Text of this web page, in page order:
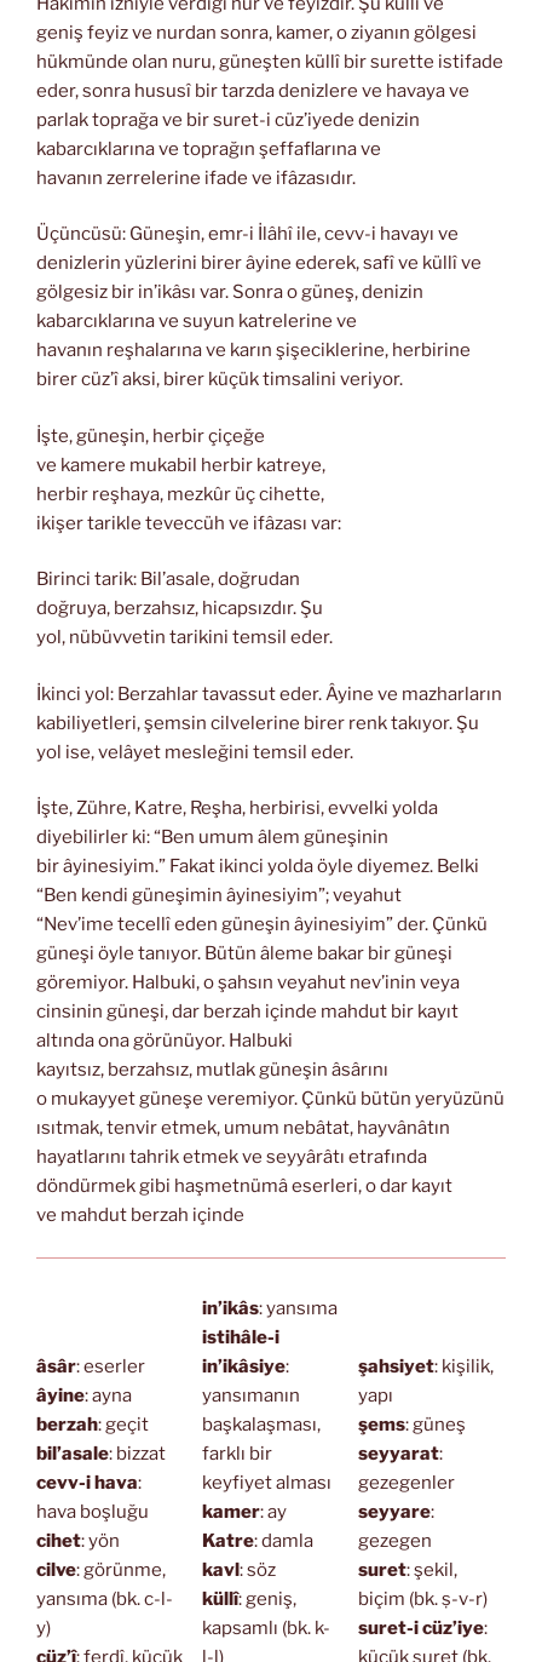
geniş feyiz ve nurdan sonra, kamer, o ziyanın gölgesi
hükmünde olan nuru, güneşten küllî bir surette istifade
eder, sonra hususî bir tarzda denizlere ve havaya ve
parlak toprağa ve bir suret-i cüz’iyede denizin
kabarcıklarına ve toprağın şeffaflarına ve
havanın zerrelerine ifade ve ifâzasıdır.
Üçüncüsü: Güneşin, emr-i İlâhî ile, cevv-i havayı ve
denizlerin yüzlerini birer âyine ederek, safî ve küllî ve
gölgesiz bir in’ikâsı var. Sonra o güneş, denizin
kabarcıklarına ve suyun katrelerine ve
havanın reşhalarına ve karın şişeciklerine, herbirine
birer cüz’î aksi, birer küçük timsalini veriyor.
İşte, güneşin, herbir çiçeğe
ve kamere mukabil herbir katreye,
herbir reşhaya, mezkûr üç cihette,
ikişer tarikle teveccüh ve ifâzası var:
Birinci tarik: Bil’asale, doğrudan
doğruya, berzahsız, hicapsızdır. Şu
yol, nübüvvetin tarikini temsil eder.
İkinci yol: Berzahlar tavassut eder. Âyine ve mazharların
kabiliyetleri, şemsin cilvelerine birer renk takıyor. Şu
yol ise, velâyet mesleğini temsil eder.
İşte, Zühre, Katre, Reşha, herbirisi, evvelki yolda
diyebilirler ki: “Ben umum âlem güneşinin
bir âyinesiyim.” Fakat ikinci yolda öyle diyemez. Belki
“Ben kendi güneşimin âyinesiyim”; veyahut
“Nev’ime tecellî eden güneşin âyinesiyim” der. Çünkü
güneşi öyle tanıyor. Bütün âleme bakar bir güneşi
göremiyor. Halbuki, o şahsın veyahut nev’inin veya
cinsinin güneşi, dar berzah içinde mahdut bir kayıt
altında ona görünüyor. Halbuki
kayıtsız, berzahsız, mutlak güneşin âsârını
o mukayyet güneşe veremiyor. Çünkü bütün yeryüzünü
ısıtmak, tenvir etmek, umum nebâtat, hayvânâtın
hayatlarını tahrik etmek ve seyyârâtı etrafında
döndürmek gibi haşmetnümâ eserleri, o dar kayıt
ve mahdut berzah içinde
âsâr: eserler
âyine: ayna
berzah: geçit
bil’asale: bizzat
cevv-i hava:
hava boşluğu
cihet: yön
cilve: görünme,
yansıma (bk. c-l-
y)
in’ikâs: yansıma
istihâle-i
in’ikâsiye:
yansımanın
başkalaşması,
farklı bir
keyfiyet alması
kamer: ay
Katre: damla
kavl : söz
küllî: geniş,
kapsamlı (bk. k-
şahsiyet: kişilik,
yapı
şems: güneş
seyyarat:
gezegenler
seyyare:
gezegen
suret: şekil,
biçim (bk. ṣ-v-r)
suret-i cüz’iye: